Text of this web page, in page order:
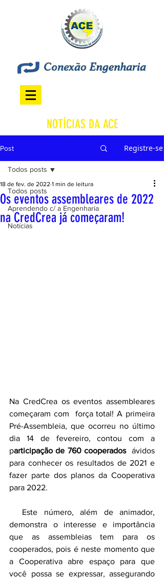
NOTÍCIAS DA ACE
Post Registre-se
Todos posts
Aprendendo c/ a Engenharia
Notícias
Todos posts
Os eventos assembleares de 2022
na CredCrea já começaram!
18 de fev. de 2022 1 min de leitura
Na CredCrea os eventos assembleares
começaram com  força total! A primeira
Pré-Assembleia, que ocorreu no último
dia 14 de fevereiro, contou com a
participação de 760 cooperados
  ávidos
para conhecer os resultados de 2021 e
fazer parte dos planos da Cooperativa
para 2022.
demonstra o interesse e importância
que as assembleias tem para os
cooperados, pois é neste momento que
a Cooperativa abre espaço para que
você possa se expressar, assegurando